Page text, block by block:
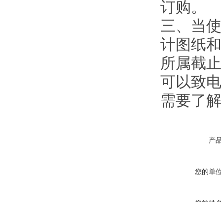
订购。
三、当
计图纸
所属截
可以致
需要了
产
您的单